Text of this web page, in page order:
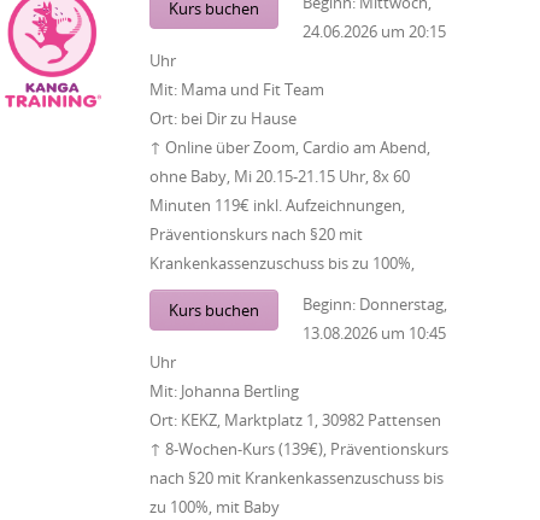
Kurs buchen
24.06.2026 um 20:15
Uhr
Mit: Mama und Fit Team
Ort: bei Dir zu Hause
↑ Online über Zoom, Cardio am Abend,
ohne Baby, Mi 20.15-21.15 Uhr, 8x 60
Minuten 119€ inkl. Aufzeichnungen,
Präventionskurs nach §20 mit
Krankenkassenzuschuss bis zu 100%,
Kurs buchen Beginn: Donnerstag,
13.08.2026 um 10:45
Uhr
Mit: Johanna Bertling
Ort: KEKZ, Marktplatz 1, 30982 Pattensen
↑ 8-Wochen-Kurs (139€), Präventionskurs
nach §20 mit Krankenkassenzuschuss bis
zu 100%, mit Baby